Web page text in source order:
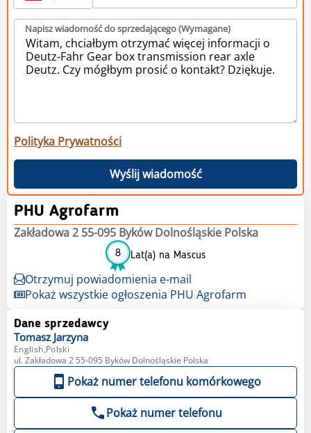
Napisz wiadomość do sprzedającego (Wymagane)
Polityka Prywatności
Wyślij wiadomość
PHU Agrofarm
Zakładowa 2 55-095 Byków Dolnośląskie Polska
8 Lat(a) na Mascus
Otrzymuj powiadomienia e-mail
Pokaż wszystkie ogłoszenia PHU Agrofarm
Dane sprzedawcy
Tomasz Jarzyna
English,Polski
ul. Zakładowa 2 55-095 Byków Dolnośląskie Polska
Pokaż numer telefonu komórkowego
Pokaż numer telefonu